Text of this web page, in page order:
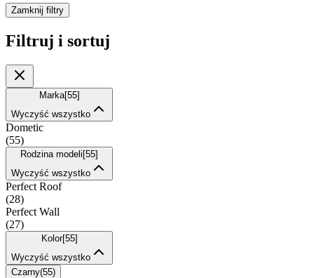
Zamknij filtry
Filtruj i sortuj
Marka[55]
Wyczyść wszystko
Dometic
(55)
Rodzina modeli [55]
Wyczyść wszystko
Perfect Roof
(28)
Perfect Wall
(27)
Kolor[55]
Wyczyść wszystko
Czarny(55)